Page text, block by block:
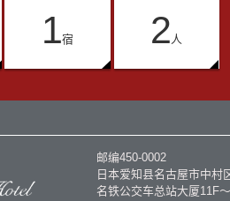
1宿 2人
邮编450-0002
日本爱知县名古屋市中村
名铁公交车总站大厦11F